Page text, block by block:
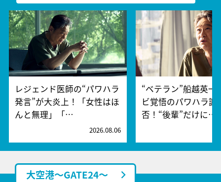
レジェンド医師の“パワハラ
発言”が大炎上！「女性はほ
んと無理」「…
2026.08.06
“ベテラン”船越英一
ビ覚悟のパワハラ謝
否！“後輩”だけに…
大空港～GATE24～